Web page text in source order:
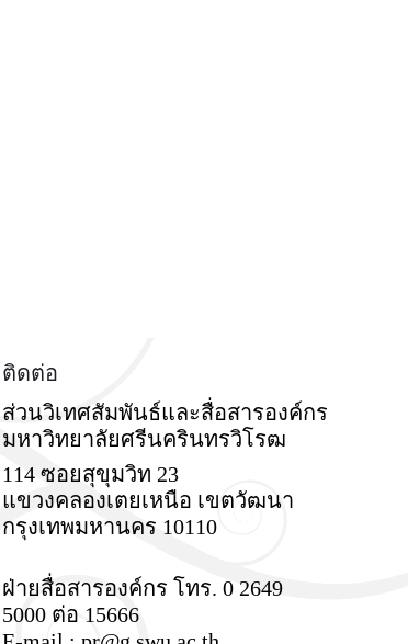
ติดต่อ
ส่วนวิเทศสัมพันธ์และสื่อสารองค์กร
มหาวิทยาลัยศรีนครินทรวิโรฒ
114 ซอยสุขุมวิท 23
แขวงคลองเตยเหนือ เขตวัฒนา
กรุงเทพมหานคร 10110
ฝ่ายสื่อสารองค์กร โทร. 0 2649
5000 ต่อ 15666